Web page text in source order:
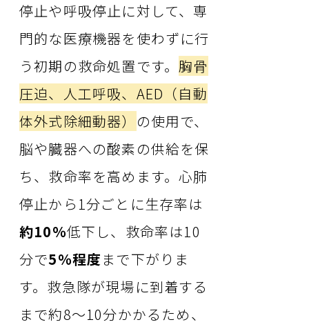
停止や呼吸停止に対して、専
門的な医療機器を使わずに行
う初期の救命処置です。胸骨
圧迫、人工呼吸、AED（自動
体外式除細動器） の使用で、
脳や臓器への酸素の供給を保
ち、救命率を高めます。心肺
停止から1分ごとに生存率は
約10％低下し、救命率は10
分で5％程度 まで下がりま
す。救急隊が現場に到着する
まで約8〜10分かかるため、